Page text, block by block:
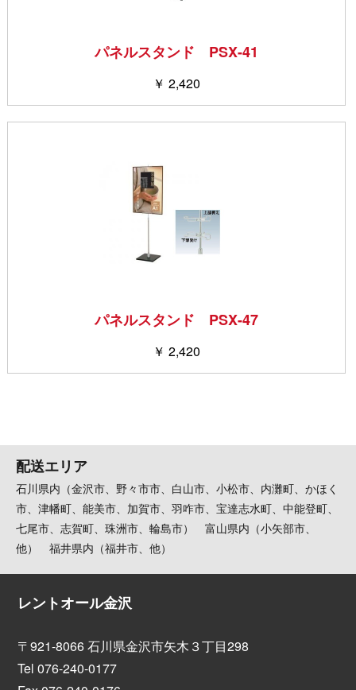
パネルスタンド PSX-41
￥ 2,420
パネルスタンド PSX-47
￥ 2,420
配送エリア
石川県内（金沢市、野々市市、白山市、小松市、内灘町、かほく
市、津幡町、能美市、加賀市、羽咋市、宝達志水町、中能登町、
七尾市、志賀町、珠洲市、輪島市） 富山県内（小矢部市、
他） 福井県内（福井市、他）
レントオール金沢
〒921-8066 石川県金沢市矢木３丁目298
Tel 076-240-0177